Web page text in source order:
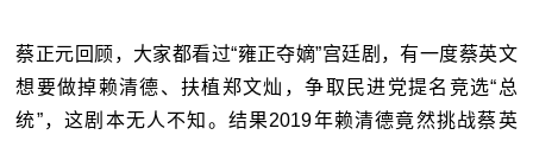
蔡正元回顾，大家都看过“雍正夺嫡”宫廷剧，有一度蔡英文
想要做掉赖清德、扶植郑文灿，争取民进党提名竞选“总
统”，这剧本无人不知。结果2019年赖清德竟然挑战蔡英